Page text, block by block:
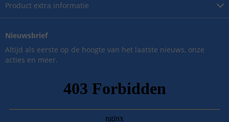
Product extra informatie
Nieuwsbrief
Altijd als eerste op de hoogte van het laatste nieuws, onze
acties en meer.